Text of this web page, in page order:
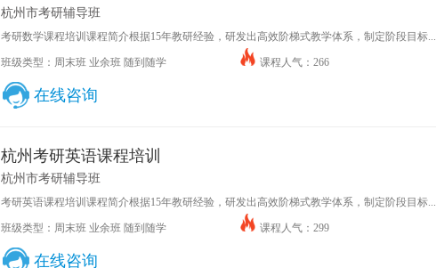
杭州市考研辅导班
考研数学课程培训课程简介根据15年教研经验，研发出高效阶梯式教学体系，制定阶段目标...
班级类型：周末班 业余班 随到随学 课程人气：266
在线咨询
杭州考研英语课程培训
杭州市考研辅导班
考研英语课程培训课程简介根据15年教研经验，研发出高效阶梯式教学体系，制定阶段目标...
班级类型：周末班 业余班 随到随学 课程人气：299
在线咨询